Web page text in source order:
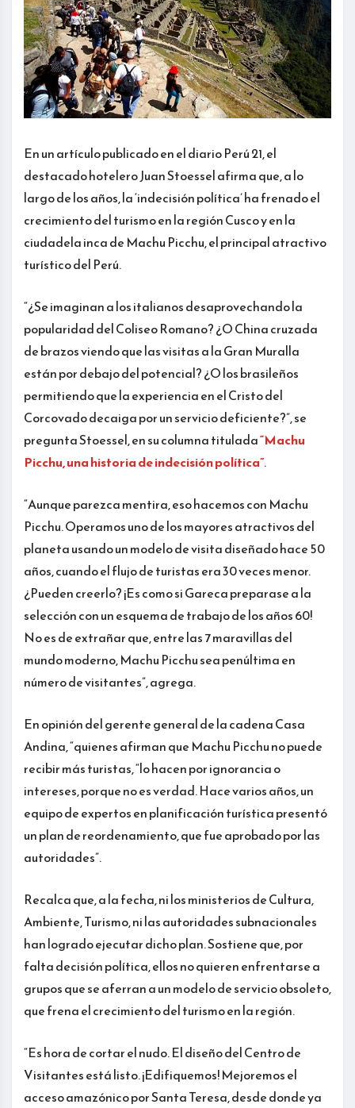
En un artículo publicado en el diario Perú 21, el
destacado hotelero Juan Stoessel afirma que, a lo
largo de los años, la ‘indecisión política’ ha frenado el
crecimiento del turismo en la región Cusco y en la
ciudadela inca de Machu Picchu, el principal atractivo
turístico del Perú.
“¿Se imaginan a los italianos desaprovechando la
popularidad del Coliseo Romano? ¿O China cruzada
de brazos viendo que las visitas a la Gran Muralla
están por debajo del potencial? ¿O los brasileños
permitiendo que la experiencia en el Cristo del
Corcovado decaiga por un servicio deficiente?”, se
pregunta Stoessel, en su columna titulada“Machu
Picchu, una historia de indecisión política”.
“Aunque parezca mentira, eso hacemos con Machu
Picchu. Operamos uno de los mayores atractivos del
planeta usando un modelo de visita diseñado hace 50
años, cuando el flujo de turistas era 30 veces menor.
¿Pueden creerlo? ¡Es como si Gareca preparase a la
selección con un esquema de trabajo de los años 60!
No es de extrañar que, entre las 7 maravillas del
mundo moderno, Machu Picchu sea penúltima en
número de visitantes”, agrega.
En opinión del gerente general de la cadena Casa
Andina, “quienes afirman que Machu Picchu no puede
recibir más turistas, “lo hacen por ignorancia o
intereses, porque no es verdad. Hace varios años, un
equipo de expertos en planificación turística presentó
un plan de reordenamiento, que fue aprobado por las
autoridades”.
Recalca que, a la fecha, ni los ministerios de Cultura,
Ambiente, Turismo, ni las autoridades subnacionales
han logrado ejecutar dicho plan. Sostiene que, por
falta decisión política, ellos no quieren enfrentarse a
grupos que se aferran a un modelo de servicio obsoleto,
que frena el crecimiento del turismo en la región.
“Es hora de cortar el nudo. El diseño del Centro de
Visitantes está listo. ¡Edifiquemos! Mejoremos el
acceso amazónico por Santa Teresa, desde donde ya